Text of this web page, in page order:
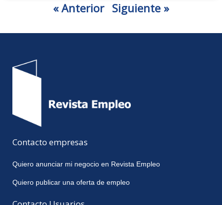
« Anterior Siguiente »
Contacto empresas
Quiero anunciar mi negocio en Revista Empleo
Quiero publicar una oferta de empleo